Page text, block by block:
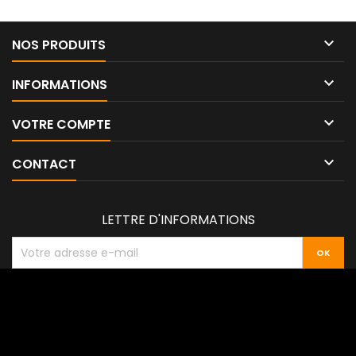
NOS PRODUITS 
INFORMATIONS 
VOTRE COMPTE 
CONTACT 
LETTRE D'INFORMATIONS